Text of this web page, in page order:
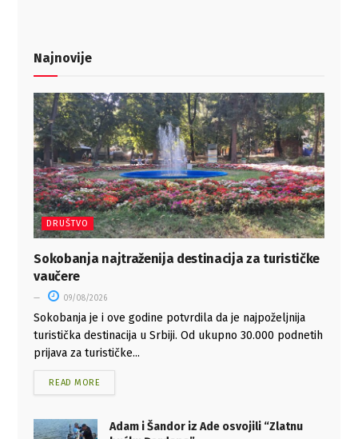
Najnovije
DRUŠTVO
Sokobanja najtraženija destinacija za turističke
vaučere
09/08/2026
Sokobanja je i ove godine potvrdila da je najpoželjnija
turistička destinacija u Srbiji. Od ukupno 30.000 podnetih
prijava za turističke...
READ MORE
Adam i Šandor iz Ade osvojili “Zlatnu